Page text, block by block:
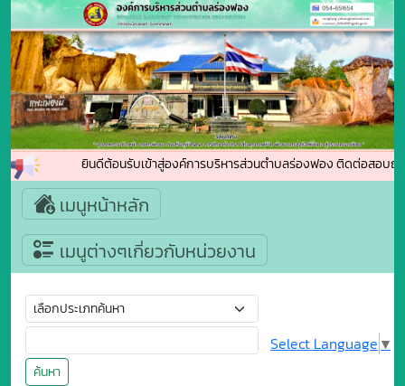
ยินดีต้อนรับเข้าสู่องค์การบริหารส่วนตำบลร่องฟอง ติดต่อสอบถาม
เมนูหน้าหลัก
เมนูต่างๆเกี่ยวกับหน่วยงาน
ค้นหา
Select Language ▼